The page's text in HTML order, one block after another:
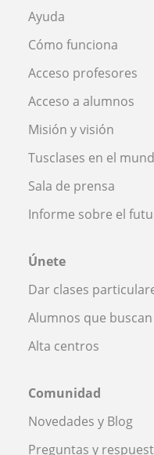
Ayuda
Cómo funciona
Acceso profesores
Acceso a alumnos
Misión y visión
Tusclases en el
Sala de prensa
Informe sobre el
Únete
Dar clases
Alumnos que
Alta centros
Comunidad
Novedades y Blog
Preguntas y